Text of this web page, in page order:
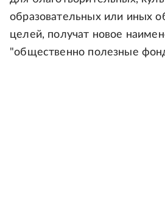
образовательных или иных
целей, получат новое
"общественно полезные